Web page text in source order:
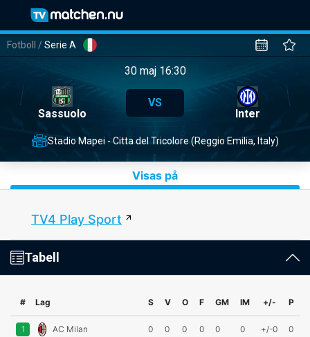
Fotboll /Serie A
30 maj 16:30
Sassuolo
VS
Inter
Stadio Mapei - Citta del Tricolore (Reggio Emilia, Italy)
Visas på
TV4 Play Sport
Tabell
# Lag S V O F GM IM +/- P
1 AC Milan 0 0 0 0 0 0 +/-0 0